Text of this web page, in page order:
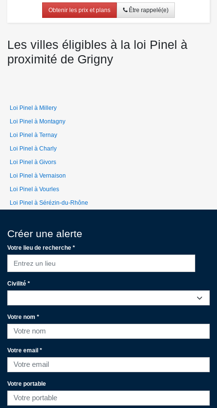
Obtenir les prix et plans Être rappelé(e)
Les villes éligibles à la loi Pinel à
proximité de Grigny
Loi Pinel à Millery
Loi Pinel à Montagny
Loi Pinel à Ternay
Loi Pinel à Charly
Loi Pinel à Givors
Loi Pinel à Vernaison
Loi Pinel à Vourles
Loi Pinel à Sérézin-du-Rhône
Créer une alerte
Votre lieu de recherche *
Entrez un lieu
Civilité *
Votre nom *
Votre email *
Votre portable